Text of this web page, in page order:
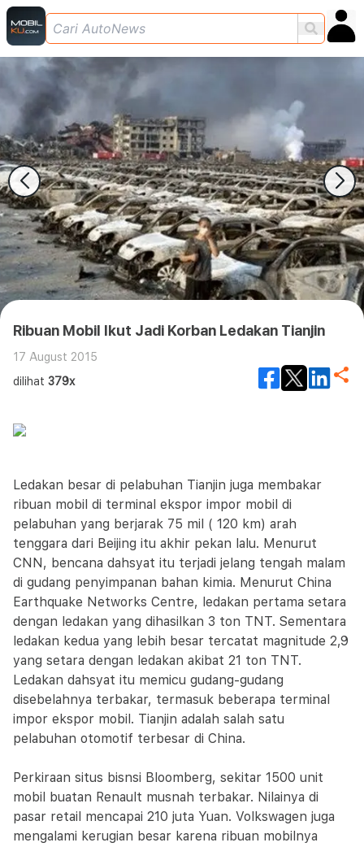
Ribuan Mobil Ikut Jadi Korban Ledakan Tianjin
17 August 2015
dilihat 379x
Ledakan besar di pelabuhan Tianjin juga membakar
ribuan mobil di terminal ekspor impor mobil di
pelabuhan yang berjarak 75 mil ( 120 km) arah
tenggara dari Beijing itu akhir pekan lalu. Menurut
CNN, bencana dahsyat itu terjadi jelang tengah malam
di gudang penyimpanan bahan kimia. Menurut China
Earthquake Networks Centre, ledakan pertama setara
dengan ledakan yang dihasilkan 3 ton TNT. Sementara
ledakan kedua yang lebih besar tercatat magnitude 2,9
yang setara dengan ledakan akibat 21 ton TNT.
Ledakan dahsyat itu memicu gudang-gudang
disebelahnya terbakar, termasuk beberapa terminal
impor ekspor mobil. Tianjin adalah salah satu
pelabuhan otomotif terbesar di China.
Perkiraan situs bisnsi Bloomberg, sekitar 1500 unit
mobil buatan Renault musnah terbakar. Nilainya di
pasar retail mencapai 210 juta Yuan. Volkswagen juga
mengalami kerugian besar karena ribuan mobilnya